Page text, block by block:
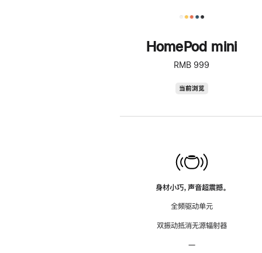
HomePod mini
RMB 999
当前浏览
身材小巧，声音超震撼。
全频驱动单元
双振动抵消无源辐射器
—